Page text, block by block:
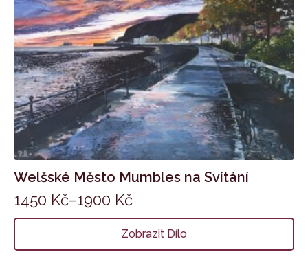
Welšské Město Mumbles na Svítání
1450 Kč–1900 Kč
Zobrazit Dílo